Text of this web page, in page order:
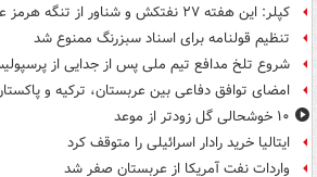
کپلر: این هفته ۲۷ نفتکش و شناور از تنگه هرمز عبور کردند
تنظیم قولنامه برای اسناد سبزرنگ ممنوع شد
شروع تلخ مدافع تیم ملی پس از جدایی از
امضای توافق دفاعی بین عربستان، ترکیه و
۱۰ خوشحالی گل زودتر از موعد
ایتالیا خرید رادار اسرائیلی را متوقف کرد
واردات نفت آمریکا از عربستان صفر شد